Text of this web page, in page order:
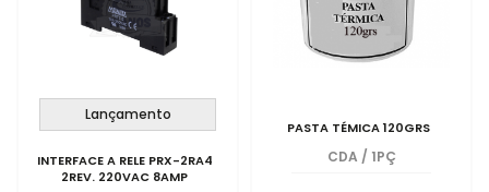
Lançamento
INTERFACE A RELE PRX-2RA4
2REV. 220VAC 8AMP
PASTA TÉMICA 120GRS
CDA / 1PÇ